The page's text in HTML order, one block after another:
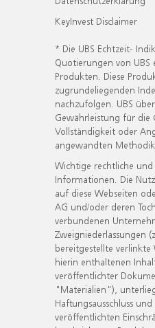
KeyInvest Disclaimer
* Die UBS Echtzeit-
Quotierungen von
Produkten. Diese
zugrundeliegenden
nachzufolgen. UBS
Gewährleistung für die
Vollständigkeit oder
angewandten
Wichtige rechtliche
Informationen. Die
auf diese Webseiten
AG und/oder deren
verbundenen
Zweigniederlassungen
bereitgestellte verlinkte
hierin enthaltenen
veröffentlichter
"Materialien"),
Haftungsausschluss
veröffentlichten